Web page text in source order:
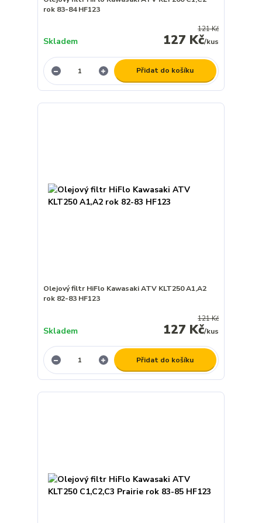
rok 83-84 HF123
121 Kč
127 Kč/kus
Skladem
Přidat do košíku
Olejový filtr HiFlo Kawasaki ATV KLT250 A1,A2
rok 82-83 HF123
121 Kč
127 Kč/kus
Skladem
Přidat do košíku